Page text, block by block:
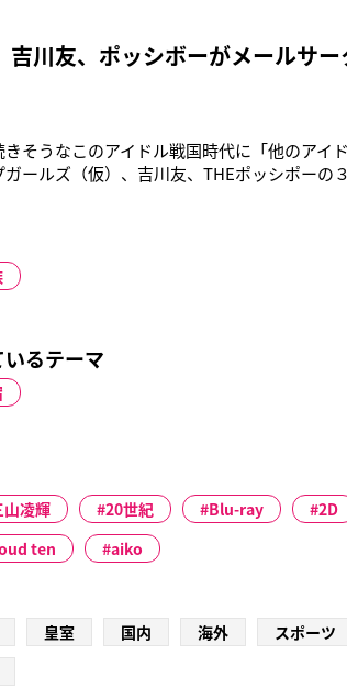
）でステージに登場した吉川。トークでは
吉川友、ポッシボーがメールサー
きそうなこのアイドル戦国時代に「他のアイ
ガールズ（仮）、吉川友、THEポッシポーの
)～吉川友とポッシポッシガールズ(仮)～」
ドルグ
るテーマ
山凌輝 20世紀 Blu-ray 2D
ten aiko
皇室 国内 海外 スポーツ